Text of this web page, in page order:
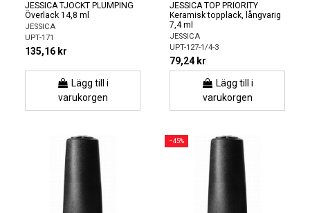
JESSICA TJOCKT PLUMPING
Överlack 14,8 ml
JESSICA
UPT-171
135,16 kr
Lägg till i
varukorgen
JESSICA TOP PRIORITY
Keramisk topplack, långvarig
7,4 ml
JESSICA
UPT-127-1/4-3
79,24 kr
Lägg till i
varukorgen
−45%